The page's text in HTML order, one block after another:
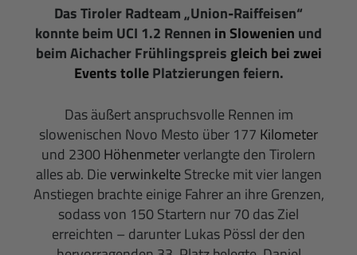
Das Tiroler Radteam „Union-Raiffeisen“
konnte beim UCI 1.2 Rennen in Slowenien und
beim Aichacher Frühlingspreis gleich bei zwei
Events tollePlatzierungen feiern.
Das äußert anspruchsvolle Rennen im
slowenischen Novo Mesto über 177 Kilometer
und 2300Höhenmeterverlangte den Tirolern
alles ab. DieverwinkelteStrecke mit vier langen
Anstiegen brachte einige Fahrer an ihre Grenzen,
sodass von 150 Startern nur 70 das Ziel
erreichten – darunter Lukas Pössl der den